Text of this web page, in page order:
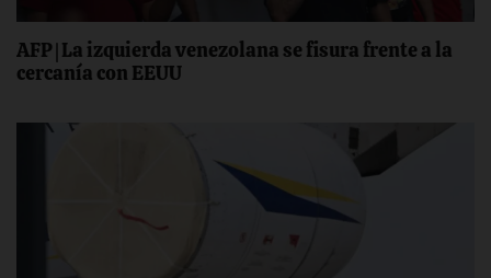
AFP | La izquierda venezolana se fisura frente a la
cercanía con EEUU